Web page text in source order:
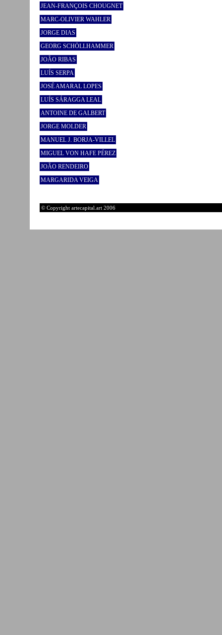
JEAN-FRANÇOIS CHOUGNET
MARC-OLIVIER WAHLER
JORGE DIAS
GEORG SCHÖLLHAMMER
JOÃO RIBAS
LUÍS SERPA
JOSÉ AMARAL LOPES
LUÍS SÁRAGGA LEAL
ANTOINE DE GALBERT
JORGE MOLDER
MANUEL J. BORJA-VILLEL
MIGUEL VON HAFE PÉREZ
JOÃO RENDEIRO
MARGARIDA VEIGA
© Copyright artecapital.art 2006